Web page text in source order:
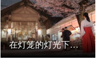
在灯笼的灯光下学习参拜礼法并进行祈祷体验